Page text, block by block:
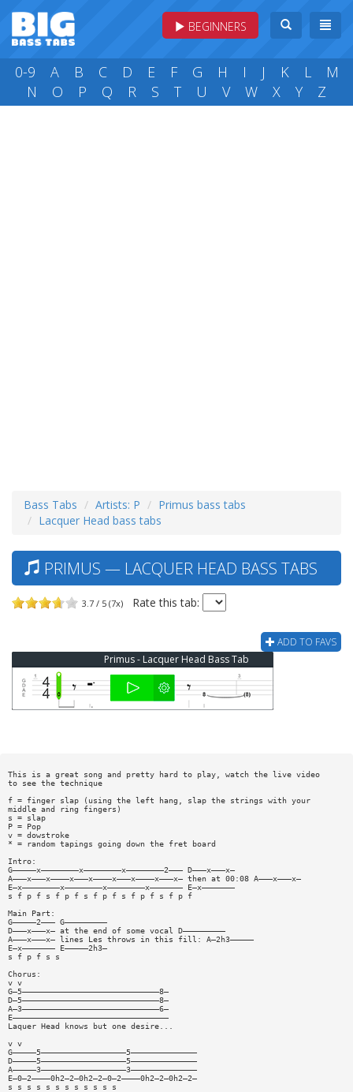
BEGINNERS
0-9 A B C D E F G H I J K L
M
N
O P Q R S T U V W X Y Z
Bass Tabs Artists: P
Primus bass tabs
Lacquer Head bass tabs
PRIMUS — LACQUER HEAD BASS TABS
3.7 / 5 (7x) Rate this tab:
ADD TO FAVS
Primus - Lacquer Head Bass Tab
This is a great song and pretty hard to play, watch the live video
to see the technique
f = finger slap (using the left hang, slap the strings with your
middle and ring fingers)
s = slap
P = Pop
v = dowstroke
* = random tapings going down the fret board
Intro:
G—————x————————x————————x————————2——— D———x———x—
A———x———x————x———x————x———x————x———x— then at 00:08 A———x———x—
E—x————————x————————x————————x——————— E—x———————
s f p f s f p f s f p f s f p f s f p f
Main Part:
G—————2——— G—————————
D———x———x— at the end of some vocal D—————————
A———x———x— lines Les throws in this fill: A—2h3—————
E—x——————— E—————2h3—
s f p f s s
Chorus:
v v
G—5—————————————————————————————8—
D—5—————————————————————————————8—
A—3—————————————————————————————6—
E—————————————————————————————————
Laquer Head knows but one desire...
v v
G—————5——————————————————5——————————————
D—————5——————————————————5——————————————
A—————3——————————————————3——————————————
E—0—2————0h2—2—0h2—2—0—2————0h2—2—0h2—2—
s s s s s s s s s s s s